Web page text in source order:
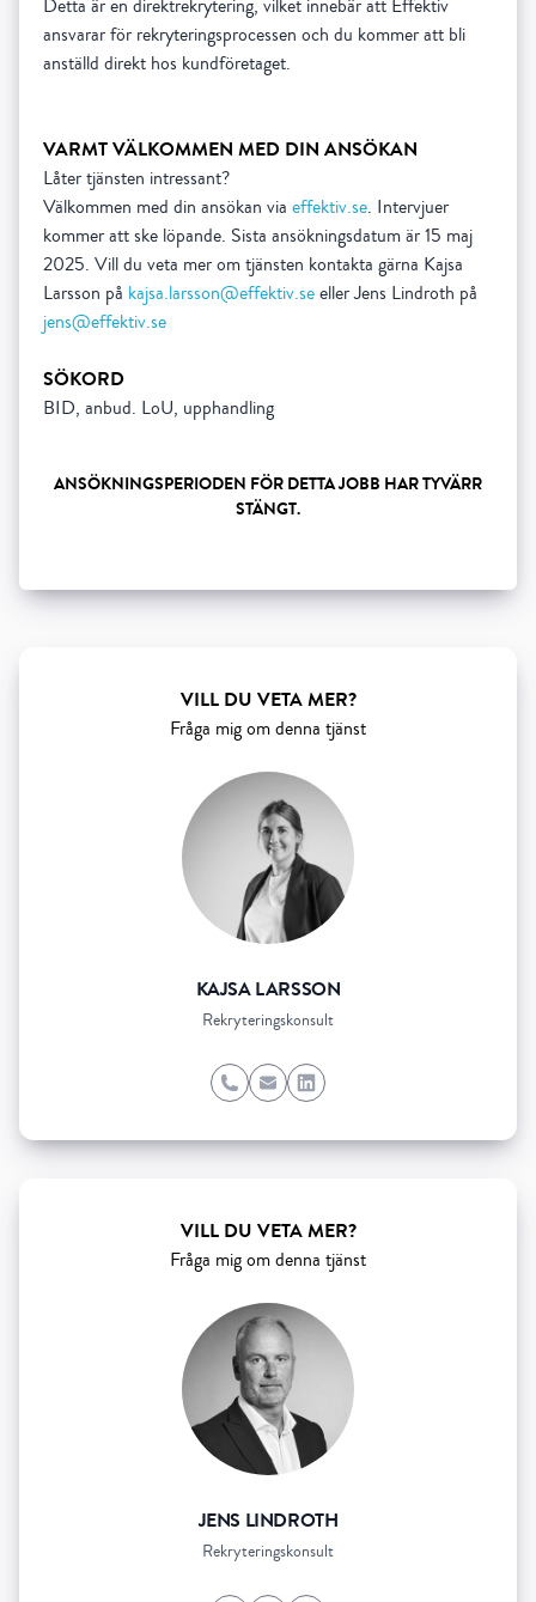
VILL DU VETA MER?
Fråga mig om denna tjänst
KAJSA LARSSON
Rekryteringskonsult
PhoneEmailLinkedIn
VILL DU VETA MER?
Fråga mig om denna tjänst
JENS LINDROTH
Rekryteringskonsult
Detta är en direktrekrytering, vilket innebär att Effektiv
ansvarar för rekryteringsprocessen och du kommer att bli
VARMT VÄLKOMMEN MED DIN ANSÖKAN
Låter tjänsten intressant?
Välkommen med din ansökan via effektiv.se. Intervjuer
kommer att ske löpande. Sista ansökningsdatum är 15 maj
2025. Vill du veta mer om tjänsten kontakta gärna Kajsa
Larsson på kajsa.larsson@effektiv.seeller Jens Lindroth på
jens@effektiv.se
SÖKORD
BID, anbud. LoU, upphandling
ANSÖKNINGSPERIODEN FÖR DETTA JOBB HAR TYVÄRR
STÄNGT.